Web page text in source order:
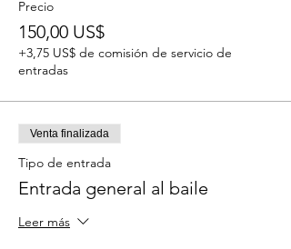
Precio
150,00 US$
+3,75 US$ de comisión de servicio de
entradas
Venta finalizada
Tipo de entrada
Entrada general al baile
Leer más